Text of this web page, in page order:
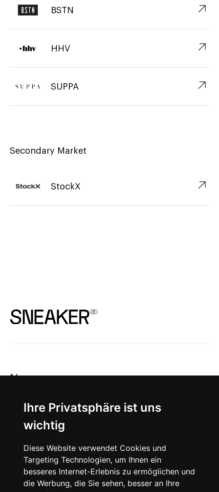
Ihre Privatsphäre ist uns
wichtig
Diese Website verwendet Cookies und
Targeting Technologien, um Ihnen ein
besseres Internet-Erlebnis zu ermöglichen und
die Werbung, die Sie sehen, besser an Ihre
BSTN ↗︎
HHV ↗︎
SUPPA ↗︎
Secondary Market
StockX ↗︎
News
About
Instagram
Facebook